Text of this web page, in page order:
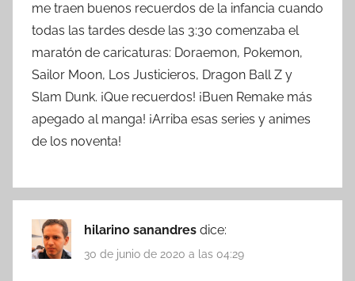
me traen buenos recuerdos de la infancia cuando
todas las tardes desde las 3:30 comenzaba el
maratón de caricaturas: Doraemon, Pokemon,
Sailor Moon, Los Justicieros, Dragon Ball Z y
Slam Dunk. ¡Que recuerdos! ¡Buen Remake más
apegado al manga! ¡Arriba esas series y animes
de los noventa!
hilarino sanandres dice:
30 de junio de 2020 a las 04:29